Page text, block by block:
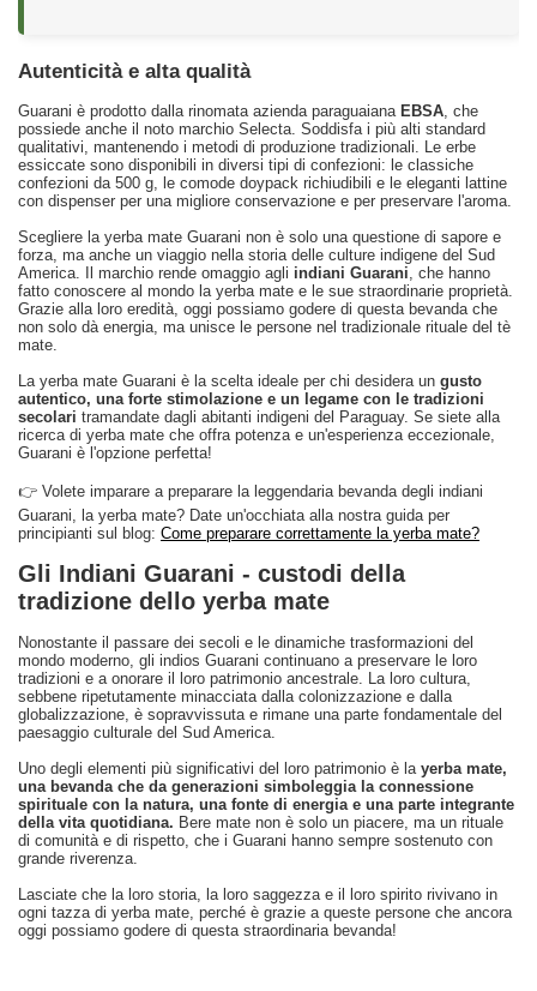
Autenticità e alta qualità
Guarani è prodotto dalla rinomata azienda paraguaiana EBSA, che
possiede anche il noto marchio Selecta. Soddisfa i più alti standard
qualitativi, mantenendo i metodi di produzione tradizionali. Le erbe
essiccate sono disponibili in diversi tipi di confezioni: le classiche
confezioni da 500 g, le comode doypack richiudibili e le eleganti lattine
con dispenser per una migliore conservazione e per preservare l'aroma.
Scegliere la yerba mate Guarani non è solo una questione di sapore e
forza, ma anche un viaggio nella storia delle culture indigene del Sud
America. Il marchio rende omaggio agli indiani Guarani, che hanno
fatto conoscere al mondo la yerba mate e le sue straordinarie proprietà.
Grazie alla loro eredità, oggi possiamo godere di questa bevanda che
non solo dà energia, ma unisce le persone nel tradizionale rituale del tè
mate.
La yerba mate Guarani è la scelta ideale per chi desidera un gusto
autentico, una forte stimolazione e un legame con le tradizioni
secolari tramandate dagli abitanti indigeni del Paraguay. Se siete alla
ricerca di yerba mate che offra potenza e un'esperienza eccezionale,
Guarani è l'opzione perfetta!
👉 Volete imparare a preparare la leggendaria bevanda degli indiani
Guarani, la yerba mate? Date un'occhiata alla nostra guida per
principianti sul blog: Come preparare correttamente la yerba mate?
Gli Indiani Guarani - custodi della
tradizione dello yerba mate
Nonostante il passare dei secoli e le dinamiche trasformazioni del
mondo moderno, gli indios Guarani continuano a preservare le loro
tradizioni e a onorare il loro patrimonio ancestrale. La loro cultura,
sebbene ripetutamente minacciata dalla colonizzazione e dalla
globalizzazione, è sopravvissuta e rimane una parte fondamentale del
paesaggio culturale del Sud America.
Uno degli elementi più significativi del loro patrimonio è la yerba mate,
una bevanda che da generazioni simboleggia la connessione
spirituale con la natura, una fonte di energia e una parte integrante
della vita quotidiana. Bere mate non è solo un piacere, ma un rituale
di comunità e di rispetto, che i Guarani hanno sempre sostenuto con
grande riverenza.
Lasciate che la loro storia, la loro saggezza e il loro spirito rivivano in
ogni tazza di yerba mate, perché è grazie a queste persone che ancora
oggi possiamo godere di questa straordinaria bevanda!